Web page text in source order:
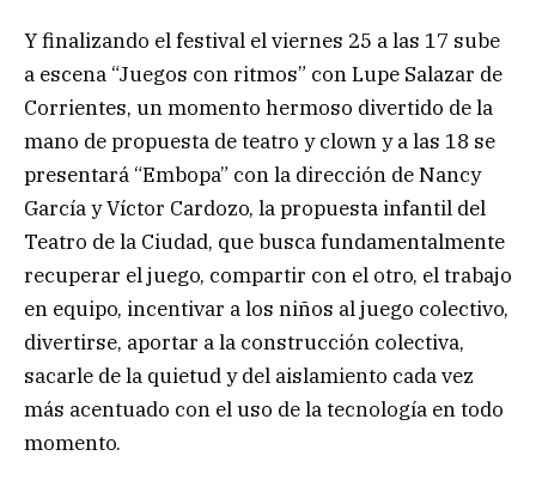
Y finalizando el festival el viernes 25 a las 17 sube
a escena “Juegos con ritmos” con Lupe Salazar de
Corrientes, un momento hermoso divertido de la
mano de propuesta de teatro y clown y a las 18 se
presentará “Embopa” con la dirección de Nancy
García y Víctor Cardozo, la propuesta infantil del
Teatro de la Ciudad, que busca fundamentalmente
recuperar el juego, compartir con el otro, el trabajo
en equipo, incentivar a los niños al juego colectivo,
divertirse, aportar a la construcción colectiva,
sacarle de la quietud y del aislamiento cada vez
más acentuado con el uso de la tecnología en todo
momento.